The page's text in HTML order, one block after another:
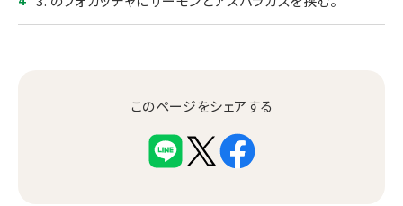
このページをシェアする